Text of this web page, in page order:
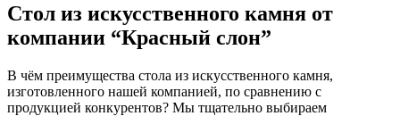
Стол из искусственного камня от
компании “Красный слон”
В чём преимущества стола из искусственного камня,
изготовленного нашей компанией, по сравнению с
продукцией конкурентов? Мы тщательно выбираем